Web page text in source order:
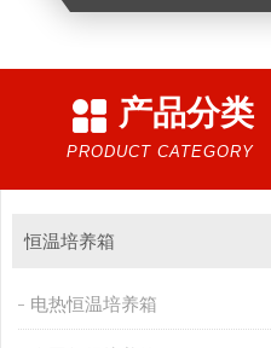
产品分类
PRODUCT CATEGORY
恒温培养箱
电热恒温培养箱